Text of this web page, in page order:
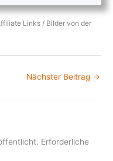
Links / Bilder von der
Nächster Beitrag →
Erforderliche